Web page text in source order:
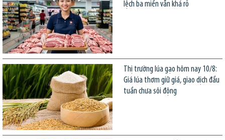
lệch ba miền vẫn khá rõ
Thị trường lúa gạo hôm nay 10/8:
Giá lúa thơm giữ giá, giao dịch đầu
tuần chưa sôi động